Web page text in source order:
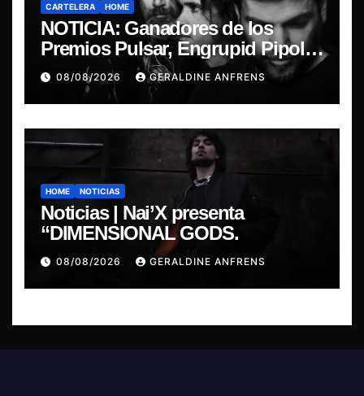
CARTELERA HOME
NOTICIA: Ganadores de los
Premios Pulsar, Engrupid Pipol
presentan show exclusivo.
08/08/2026 GERALDINE ANFRENS
HOME NOTICIAS
Noticias | Nai’X presenta
“DIMENSIONAL GODS.
08/08/2026 GERALDINE ANFRENS